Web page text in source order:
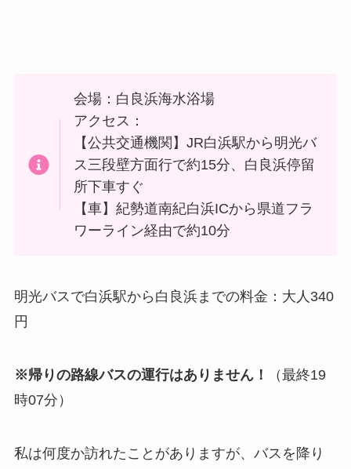
会場：白良浜海水浴場
アクセス：
【公共交通機関】JR白浜駅から明光バ
ス三段壁方面行で約15分、白良浜停留
所下車すぐ
【車】紀勢道南紀白浜ICから県道フラ
ワーライン経由で約10分
明光バスで白浜駅から白良浜までの料金：大人340
円
※帰りの路線バスの運行はありません！
（最終19
時07分）
私は何度か訪れたことがありますが、バスを降り